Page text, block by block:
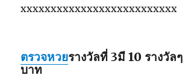
xxxxxxxxxxxxxxxxxxxxxxxxxx
ตรวจหวยรางวัลที่ 3มี 10 รางวัล
บาท